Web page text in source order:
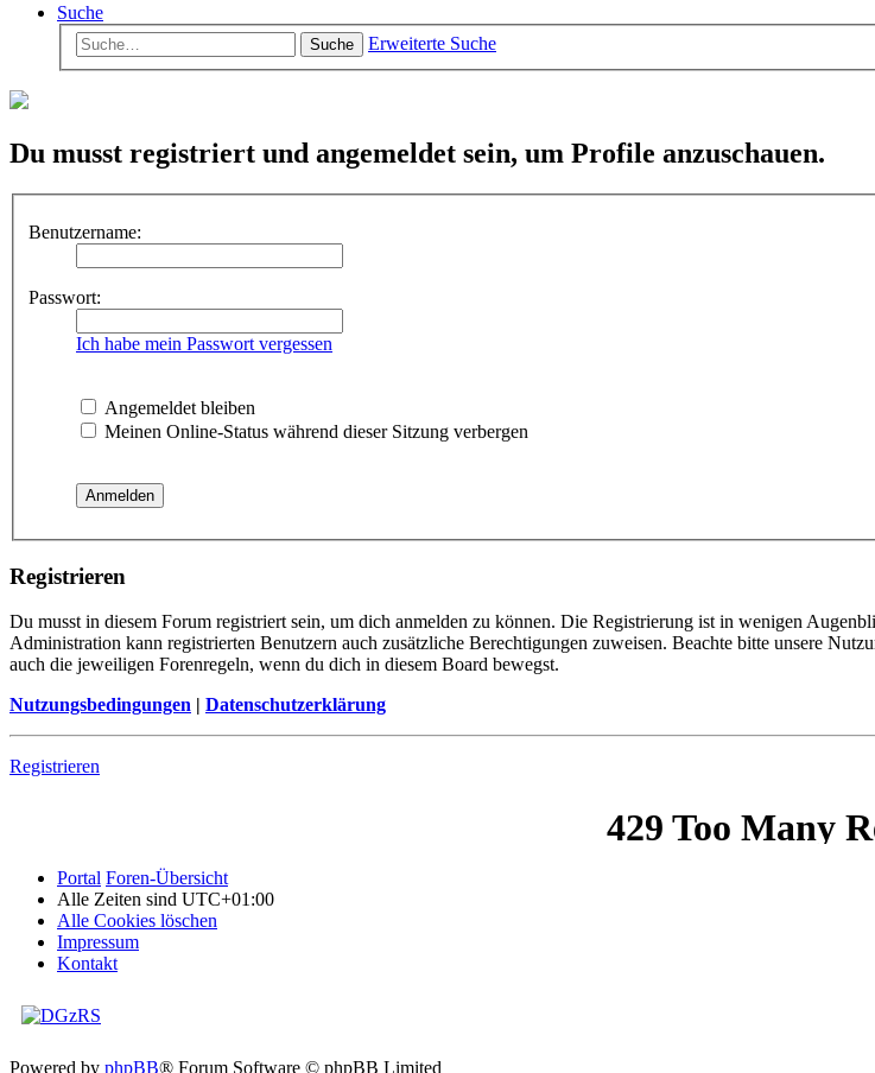
Suche
Suche Erweiterte Suche
Du musst registriert und angemeldet sein, um Profile anzuschauen.
Benutzername:
Passwort:
Ich habe mein Passwort vergessen
Angemeldet bleiben
Meinen Online-Status während dieser Sitzung verbergen
Registrieren
Du musst in diesem Forum registriert sein, um dich anmelden zu können. Die Registrierung ist in wenigen
Administration kann registrierten Benutzern auch zusätzliche Berechtigungen zuweisen. Beachte bitte unsere
auch die jeweiligen Forenregeln, wenn du dich in diesem Board bewegst.
Nutzungsbedingungen | Datenschutzerklärung
Registrieren
Portal Foren-Übersicht
Alle Zeiten sind UTC+01:00
Alle Cookies löschen
Impressum
Kontakt
Powered by phpBB® Forum Software © phpBB Limited